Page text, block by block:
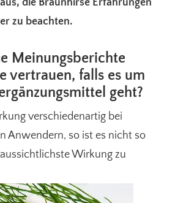
die Braunhirse Erfahrungen
zu beachten.
Meinungsberichte
vertrauen, falls es um
geht?
verschiedenartig bei
Anwendern, so ist es nicht so
Wirkung zu